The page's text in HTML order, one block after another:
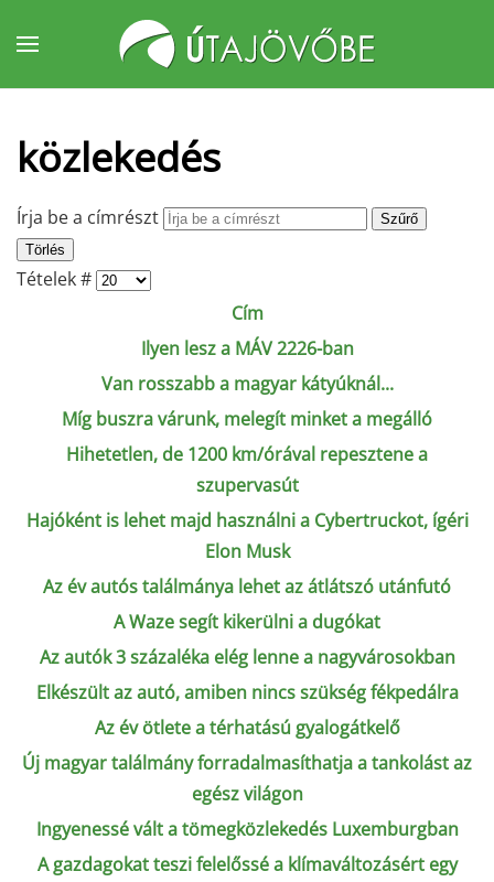
Fő tartalom átugrása
közlekedés
Írja be a címrészt
Szűrő
Törlés
Tételek #
Cím
Ilyen lesz a MÁV 2226-ban
Van rosszabb a magyar kátyúknál...
Míg buszra várunk, melegít minket a megálló
Hihetetlen, de 1200 km/órával repesztene a
szupervasút
Hajóként is lehet majd használni a Cybertruckot, ígéri
Elon Musk
Az év autós találmánya lehet az átlátszó utánfutó
A Waze segít kikerülni a dugókat
Az autók 3 százaléka elég lenne a nagyvárosokban
Elkészült az autó, amiben nincs szükség fékpedálra
Az év ötlete a térhatású gyalogátkelő
Új magyar találmány forradalmasíthatja a tankolást az
egész világon
Ingyenessé vált a tömegközlekedés Luxemburgban
A gazdagokat teszi felelőssé a klímaváltozásért egy